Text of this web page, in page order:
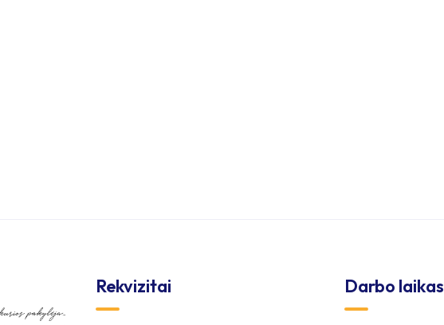
Rekvizitai Darbo laikas